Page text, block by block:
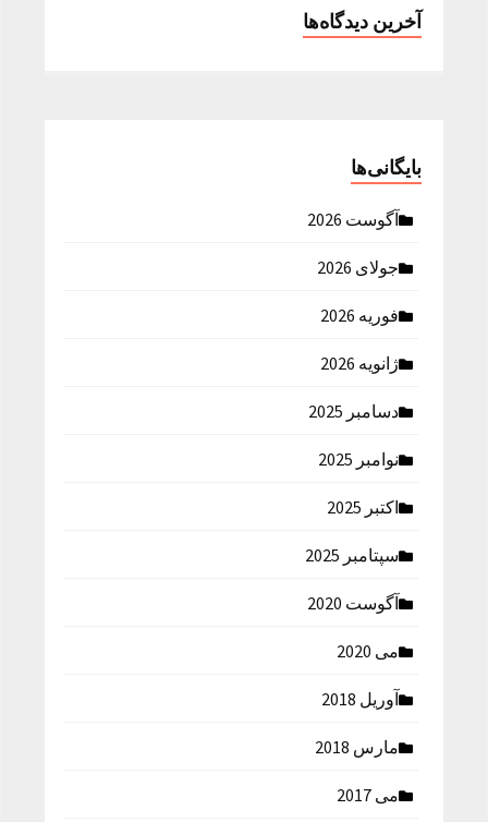
آخرین دیدگاه‌ها
بایگانی‌ها
آگوست 2026
جولای 2026
فوریه 2026
ژانویه 2026
دسامبر 2025
نوامبر 2025
اکتبر 2025
سپتامبر 2025
آگوست 2020
می 2020
آوریل 2018
مارس 2018
می 2017